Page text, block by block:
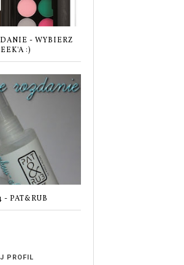
- WYBIERZ
:)
- PAT&RUB
PROFIL